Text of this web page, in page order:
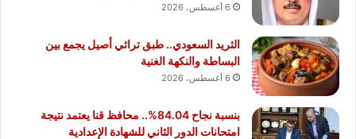
6 أغسطس، 2026
الثريد السعودي.. طبق تراثي أصيل يجمع بين
البساطة والنكهة الغنية
6 أغسطس، 2026
بنسبة نجاح 84.04%.. محافظ قنا يعتمد نتيجة
امتحانات الدور الثاني للشهادة الإعدادية